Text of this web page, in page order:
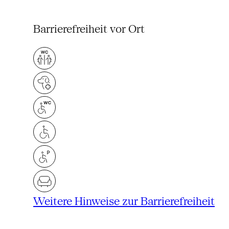
Barrierefreiheit vor Ort
Weitere Hinweise zur Barrierefreiheit